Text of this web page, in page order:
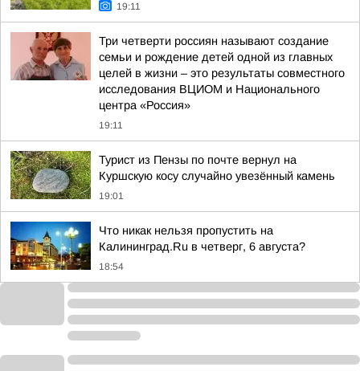
19:11
Три четверти россиян называют создание
семьи и рождение детей одной из главных
целей в жизни – это результаты совместного
исследования ВЦИОМ и Национального
центра «Россия»
19:11
Турист из Пензы по почте вернул на
Куршскую косу случайно увезённый камень
19:01
Что никак нельзя пропустить на
Калининград.Ru в четверг, 6 августа?
18:54